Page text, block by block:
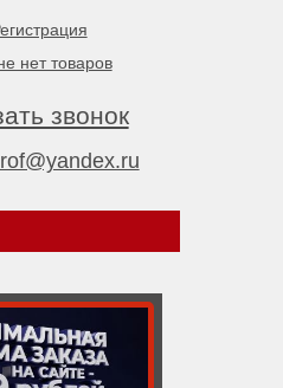
нет товаров
звонок